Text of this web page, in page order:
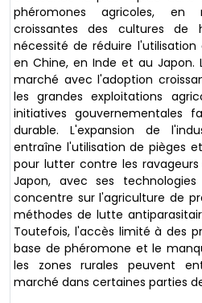
phéromones agricoles, en
croissantes des cultures
nécessité de réduire
en Chine, en Inde et au
marché avec l'adoption
les grandes exploitations
initiatives gouvernementales
durable. L'expansion de
entraîne l'utilisation de pièges
pour lutter contre les
Japon, avec ses
concentre sur l'agriculture de
méthodes de lutte
Toutefois, l'accès limité à des
base de phéromone et le
les zones rurales peuvent
marché dans certaines parties